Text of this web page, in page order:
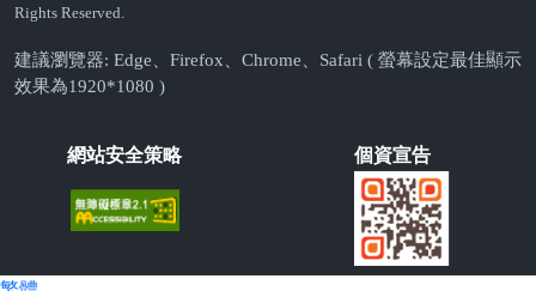
Rights Reserved.
建議瀏覽器: Edge、Firefox、Chrome、Safari ( 螢幕設定最佳顯示
效果為1920*1080 )
網站安全策略 個資宣告